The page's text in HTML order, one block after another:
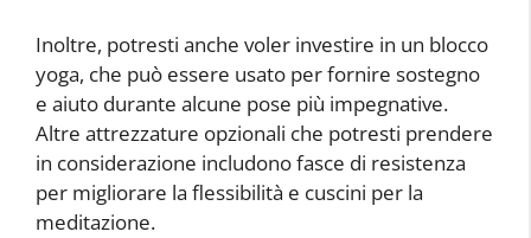
Inoltre, potresti anche voler investire in un blocco
yoga, che può essere usato per fornire sostegno
e aiuto durante alcune pose più impegnative.
Altre attrezzature opzionali che potresti prendere
in considerazione includono fasce di resistenza
per migliorare la flessibilità e cuscini per la
meditazione.